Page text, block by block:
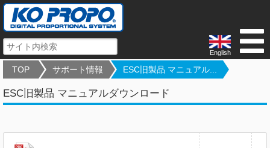
English
TOP サポート情報 ESC旧製品 マニュアル...
ESC旧製品 マニュアルダウンロード